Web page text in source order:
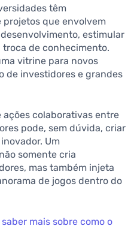
têm
que envolvem
estimular
de conhecimento.
vitrine para novos
de investidores e grandes
colaborativas entre
pode, sem dúvida, criar
Um
somente cria
mas também injeta
de jogos dentro do
mais sobre como o